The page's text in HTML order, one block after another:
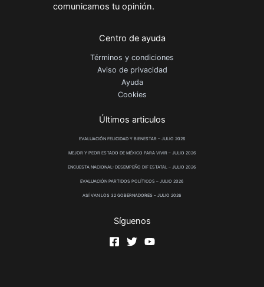
comunicamos tu opinión.
Centro de ayuda
Términos y condiciones
Aviso de privacidad
Ayuda
Cookies
Últimos articulos
EVALUACIÓN FELICIDAD Y BIENESTAR – JULIO 2026
MEJOR Y PEOR ESTADO DE MÉXICO PARA VIVIR – JULIO 2026
ENCUESTA NACIONAL: DESEMPEÑO DIF ESTATAL – JULIO 2026
EVALUACIÓN PARTIDOS POLÍTICOS – JULIO 2026
ASÍ VAN LOS 32 GOBERNADORES – JULIO 2026
Síguenos